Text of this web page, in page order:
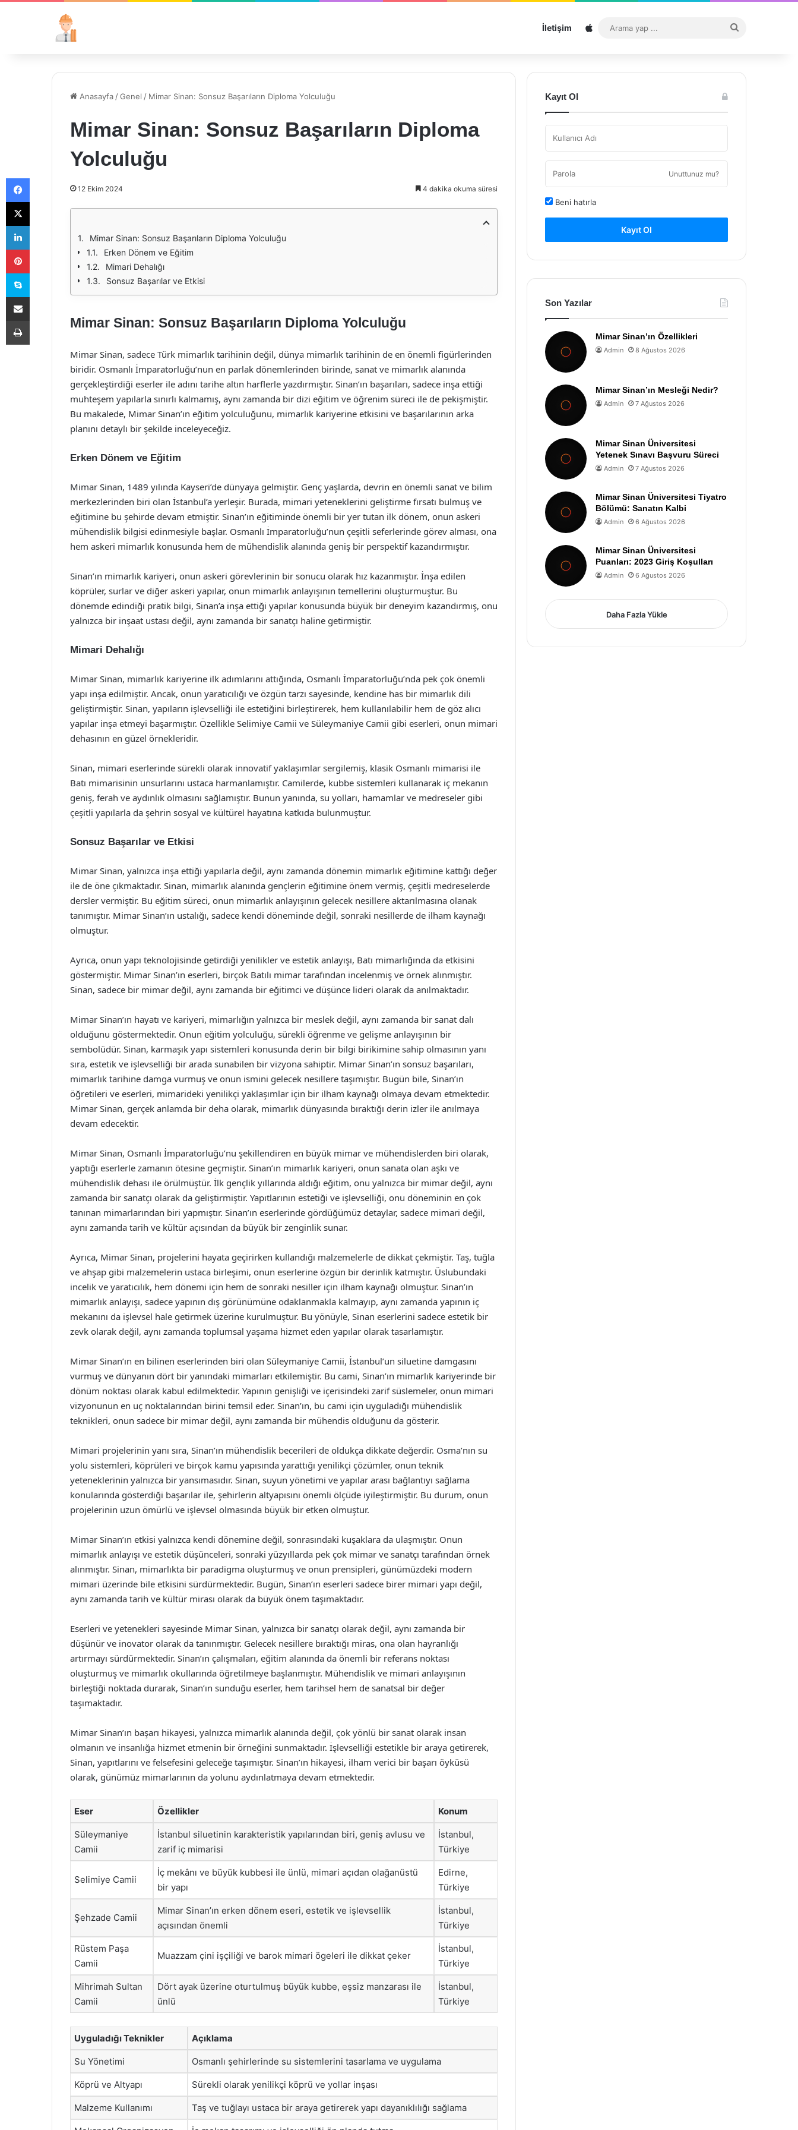
İletişim Sitemap
...
Anasayfa /Genel / Mimar Sinan: Sonsuz Başarıların Diploma Yolculuğu
Mimar Sinan: Sonsuz Başarıların Diploma
Yolculuğu
12 Ekim 2024 4 dakika okuma süresi
Mimar Sinan: Sonsuz Başarıların Diploma Yolculuğu
Erken Dönem ve Eğitim
Mimari Dehalığı
Sonsuz Başarılar ve Etkisi
Mimar Sinan: Sonsuz Başarıların Diploma Yolculuğu
Mimar Sinan, sadece Türk mimarlık tarihinin değil, dünya mimarlık tarihinin de en önemli figürlerinden
biridir. Osmanlı İmparatorluğu’nun en parlak dönemlerinden birinde, sanat ve mimarlık alanında
gerçekleştirdiği eserler ile adını tarihe altın harflerle yazdırmıştır. Sinan’ın başarıları, sadece inşa ettiği
muhteşem yapılarla sınırlı kalmamış, aynı zamanda bir dizi eğitim ve öğrenim süreci ile de pekişmiştir.
Bu makalede, Mimar Sinan’ın eğitim yolculuğunu, mimarlık kariyerine etkisini ve başarılarının arka
planını detaylı bir şekilde inceleyeceğiz.
Erken Dönem ve Eğitim
Mimar Sinan, 1489 yılında Kayseri’de dünyaya gelmiştir. Genç yaşlarda, devrin en önemli sanat ve bilim
merkezlerinden biri olan İstanbul’a yerleşir. Burada, mimari yeteneklerini geliştirme fırsatı bulmuş ve
eğitimine bu şehirde devam etmiştir. Sinan’ın eğitiminde önemli bir yer tutan ilk dönem, onun askeri
mühendislik bilgisi edinmesiyle başlar. Osmanlı İmparatorluğu’nun çeşitli seferlerinde görev alması, ona
hem askeri mimarlık konusunda hem de mühendislik alanında geniş bir perspektif kazandırmıştır.
Sinan’ın mimarlık kariyeri, onun askeri görevlerinin bir sonucu olarak hız kazanmıştır. İnşa edilen
köprüler, surlar ve diğer askeri yapılar, onun mimarlık anlayışının temellerini oluşturmuştur. Bu
dönemde edindiği pratik bilgi, Sinan’a inşa ettiği yapılar konusunda büyük bir deneyim kazandırmış, onu
yalnızca bir inşaat ustası değil, aynı zamanda bir sanatçı haline getirmiştir.
Mimari Dehalığı
Mimar Sinan, mimarlık kariyerine ilk adımlarını attığında, Osmanlı İmparatorluğu’nda pek çok önemli
yapı inşa edilmiştir. Ancak, onun yaratıcılığı ve özgün tarzı sayesinde, kendine has bir mimarlık dili
geliştirmiştir. Sinan, yapıların işlevselliği ile estetiğini birleştirerek, hem kullanılabilir hem de göz alıcı
yapılar inşa etmeyi başarmıştır. Özellikle Selimiye Camii ve Süleymaniye Camii gibi eserleri, onun mimari
dehasının en güzel örnekleridir.
Sinan, mimari eserlerinde sürekli olarak innovatif yaklaşımlar sergilemiş, klasik Osmanlı mimarisi ile
Batı mimarisinin unsurlarını ustaca harmanlamıştır. Camilerde, kubbe sistemleri kullanarak iç mekanın
geniş, ferah ve aydınlık olmasını sağlamıştır. Bunun yanında, su yolları, hamamlar ve medreseler gibi
çeşitli yapılarla da şehrin sosyal ve kültürel hayatına katkıda bulunmuştur.
Sonsuz Başarılar ve Etkisi
Mimar Sinan, yalnızca inşa ettiği yapılarla değil, aynı zamanda dönemin mimarlık eğitimine kattığı değer
ile de öne çıkmaktadır. Sinan, mimarlık alanında gençlerin eğitimine önem vermiş, çeşitli medreselerde
dersler vermiştir. Bu eğitim süreci, onun mimarlık anlayışının gelecek nesillere aktarılmasına olanak
tanımıştır. Mimar Sinan’ın ustalığı, sadece kendi döneminde değil, sonraki nesillerde de ilham kaynağı
olmuştur.
Ayrıca, onun yapı teknolojisinde getirdiği yenilikler ve estetik anlayışı, Batı mimarlığında da etkisini
göstermiştir. Mimar Sinan’ın eserleri, birçok Batılı mimar tarafından incelenmiş ve örnek alınmıştır.
Sinan, sadece bir mimar değil, aynı zamanda bir eğitimci ve düşünce lideri olarak da anılmaktadır.
Mimar Sinan’ın hayatı ve kariyeri, mimarlığın yalnızca bir meslek değil, aynı zamanda bir sanat dalı
olduğunu göstermektedir. Onun eğitim yolculuğu, sürekli öğrenme ve gelişme anlayışının bir
sembolüdür. Sinan, karmaşık yapı sistemleri konusunda derin bir bilgi birikimine sahip olmasının yanı
sıra, estetik ve işlevselliği bir arada sunabilen bir vizyona sahiptir. Mimar Sinan’ın sonsuz başarıları,
mimarlık tarihine damga vurmuş ve onun ismini gelecek nesillere taşımıştır. Bugün bile, Sinan’ın
öğretileri ve eserleri, mimarideki yenilikçi yaklaşımlar için bir ilham kaynağı olmaya devam etmektedir.
Mimar Sinan, gerçek anlamda bir deha olarak, mimarlık dünyasında bıraktığı derin izler ile anılmaya
devam edecektir.
Mimar Sinan, Osmanlı İmparatorluğu’nu şekillendiren en büyük mimar ve mühendislerden biri olarak,
yaptığı eserlerle zamanın ötesine geçmiştir. Sinan’ın mimarlık kariyeri, onun sanata olan aşkı ve
mühendislik dehası ile örülmüştür. İlk gençlik yıllarında aldığı eğitim, onu yalnızca bir mimar değil, aynı
zamanda bir sanatçı olarak da geliştirmiştir. Yapıtlarının estetiği ve işlevselliği, onu döneminin en çok
tanınan mimarlarından biri yapmıştır. Sinan’ın eserlerinde gördüğümüz detaylar, sadece mimari değil,
aynı zamanda tarih ve kültür açısından da büyük bir zenginlik sunar.
Ayrıca, Mimar Sinan, projelerini hayata geçirirken kullandığı malzemelerle de dikkat çekmiştir. Taş, tuğla
ve ahşap gibi malzemelerin ustaca birleşimi, onun eserlerine özgün bir derinlik katmıştır. Üslubundaki
incelik ve yaratıcılık, hem dönemi için hem de sonraki nesiller için ilham kaynağı olmuştur. Sinan’ın
mimarlık anlayışı, sadece yapının dış görünümüne odaklanmakla kalmayıp, aynı zamanda yapının iç
mekanını da işlevsel hale getirmek üzerine kurulmuştur. Bu yönüyle, Sinan eserlerini sadece estetik bir
zevk olarak değil, aynı zamanda toplumsal yaşama hizmet eden yapılar olarak tasarlamıştır.
Mimar Sinan’ın en bilinen eserlerinden biri olan Süleymaniye Camii, İstanbul’un siluetine damgasını
vurmuş ve dünyanın dört bir yanındaki mimarları etkilemiştir. Bu cami, Sinan’ın mimarlık kariyerinde bir
dönüm noktası olarak kabul edilmektedir. Yapının genişliği ve içerisindeki zarif süslemeler, onun mimari
vizyonunun en uç noktalarından birini temsil eder. Sinan’ın, bu cami için uyguladığı mühendislik
teknikleri, onun sadece bir mimar değil, aynı zamanda bir mühendis olduğunu da gösterir.
Mimari projelerinin yanı sıra, Sinan’ın mühendislik becerileri de oldukça dikkate değerdir. Osma’nın su
yolu sistemleri, köprüleri ve birçok kamu yapısında yarattığı yenilikçi çözümler, onun teknik
yeteneklerinin yalnızca bir yansımasıdır. Sinan, suyun yönetimi ve yapılar arası bağlantıyı sağlama
konularında gösterdiği başarılar ile, şehirlerin altyapısını önemli ölçüde iyileştirmiştir. Bu durum, onun
projelerinin uzun ömürlü ve işlevsel olmasında büyük bir etken olmuştur.
Mimar Sinan’ın etkisi yalnızca kendi dönemine değil, sonrasındaki kuşaklara da ulaşmıştır. Onun
mimarlık anlayışı ve estetik düşünceleri, sonraki yüzyıllarda pek çok mimar ve sanatçı tarafından örnek
alınmıştır. Sinan, mimarlıkta bir paradigma oluşturmuş ve onun prensipleri, günümüzdeki modern
mimari üzerinde bile etkisini sürdürmektedir. Bugün, Sinan’ın eserleri sadece birer mimari yapı değil,
aynı zamanda tarih ve kültür mirası olarak da büyük önem taşımaktadır.
Eserleri ve yetenekleri sayesinde Mimar Sinan, yalnızca bir sanatçı olarak değil, aynı zamanda bir
düşünür ve inovator olarak da tanınmıştır. Gelecek nesillere bıraktığı miras, ona olan hayranlığı
artırmayı sürdürmektedir. Sinan’ın çalışmaları, eğitim alanında da önemli bir referans noktası
oluşturmuş ve mimarlık okullarında öğretilmeye başlanmıştır. Mühendislik ve mimari anlayışının
birleştiği noktada durarak, Sinan’ın sunduğu eserler, hem tarihsel hem de sanatsal bir değer
taşımaktadır.
Mimar Sinan’ın başarı hikayesi, yalnızca mimarlık alanında değil, çok yönlü bir sanat olarak insan
olmanın ve insanlığa hizmet etmenin bir örneğini sunmaktadır. İşlevselliği estetikle bir araya getirerek,
Sinan, yapıtlarını ve felsefesini geleceğe taşımıştır. Sinan’ın hikayesi, ilham verici bir başarı öyküsü
olarak, günümüz mimarlarının da yolunu aydınlatmaya devam etmektedir.
Eser Özellikler Konum
Süleymaniye
Camii
İstanbul siluetinin karakteristik yapılarından biri, geniş avlusu ve
zarif iç mimarisi
İstanbul,
Türkiye
Selimiye Camii
İç mekânı ve büyük kubbesi ile ünlü, mimari açıdan olağanüstü
bir yapı
Edirne,
Türkiye
Şehzade Camii
Mimar Sinan’ın erken dönem eseri, estetik ve işlevsellik
açısından önemli
İstanbul,
Türkiye
Rüstem Paşa
Camii
Muazzam çini işçiliği ve barok mimari ögeleri ile dikkat çeker
İstanbul,
Türkiye
Mihrimah Sultan
Camii
Dört ayak üzerine oturtulmuş büyük kubbe, eşsiz manzarası ile
ünlü
İstanbul,
Türkiye
Uyguladığı Teknikler Açıklama
Su Yönetimi Osmanlı şehirlerinde su sistemlerini tasarlama ve uygulama
Köprü ve Altyapı Sürekli olarak yenilikçi köprü ve yollar inşası
Malzeme Kullanımı Taş ve tuğlayı ustaca bir araya getirerek yapı dayanıklılığı sağlama
Kayıt Ol
Unuttunuz mu?
Beni hatırla
Kayıt Ol
Son Yazılar
Mimar Sinan’ın Özellikleri
Admin 8 Ağustos 2026
Mimar Sinan’ın Mesleği Nedir?
Admin 7 Ağustos 2026
Mimar Sinan Üniversitesi
Yetenek Sınavı Başvuru Süreci
Admin 7 Ağustos 2026
Mimar Sinan Üniversitesi Tiyatro
Bölümü: Sanatın Kalbi
Admin 6 Ağustos 2026
Mimar Sinan Üniversitesi
Puanları: 2023 Giriş Koşulları
Admin 6 Ağustos 2026
Daha Fazla Yükle
Facebook
X
LinkedIn
Pinterest
Skype
E-Posta ile paylaş